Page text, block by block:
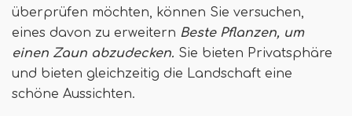
überprüfen möchten, können Sie versuchen,
eines davon zu erweitern Beste Pflanzen, um
einen Zaun abzudecken. Sie bieten Privatsphäre
und bieten gleichzeitig die Landschaft eine
schöne Aussichten.